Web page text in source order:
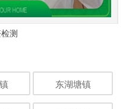
测
东湖塘镇